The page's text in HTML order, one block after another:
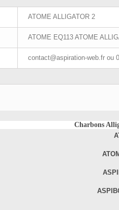
ATOME ALLIGATOR 2
ATOME EQ113 ATOME
contact@aspiration-web.fr ou
Charbons